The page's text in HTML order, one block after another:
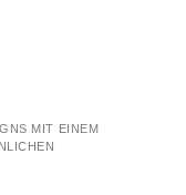
MIT EINEM